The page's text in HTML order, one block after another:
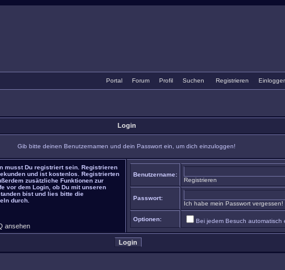
Portal Forum Profil Suchen Registrieren
Login
Gib bitte deinen Benutzernamen und dein Passwort ein, um dich einzuloggen!
musst Du registriert sein. Registrieren
und ist kostenlos. Registrierten
zusätzliche Funktionen zur
vor dem Login, ob Du mit unseren
bist und lies bitte die
durch.
ansehen
Benutzername:
Registrieren
Passwort:
Ich habe mein Passwort vergessen!
Optionen: Bei jedem Besuch automatisch